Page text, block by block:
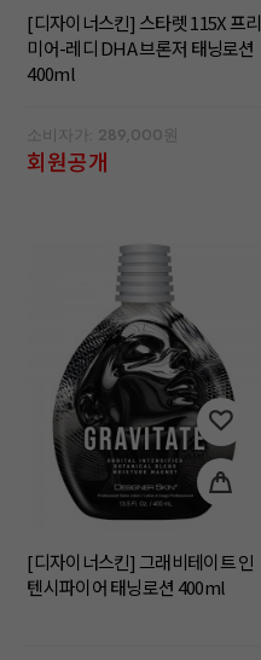
[디자이너스킨] 스타렛 115X 프리
미어-레디 DHA 브론저 태닝로션
400ml
소비자가: 289,000원
회원공개
[디자이너스킨] 그래비테이트 인
텐시파이어 태닝로션 400ml